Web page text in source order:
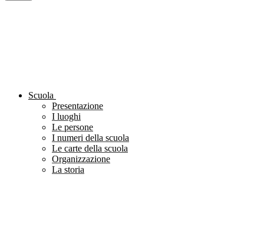
Scuola
Presentazione
I luoghi
Le persone
I numeri della scuola
Le carte della scuola
Organizzazione
La storia